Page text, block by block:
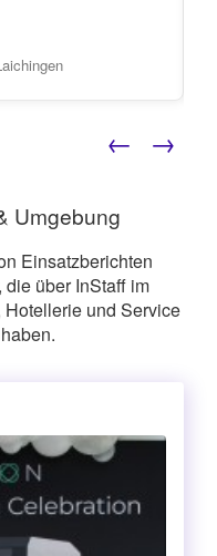
← →
Umgebung
Einsatzberichten
über InStaff im
und Service